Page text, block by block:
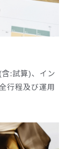
:試算)、イン
行程及び運用